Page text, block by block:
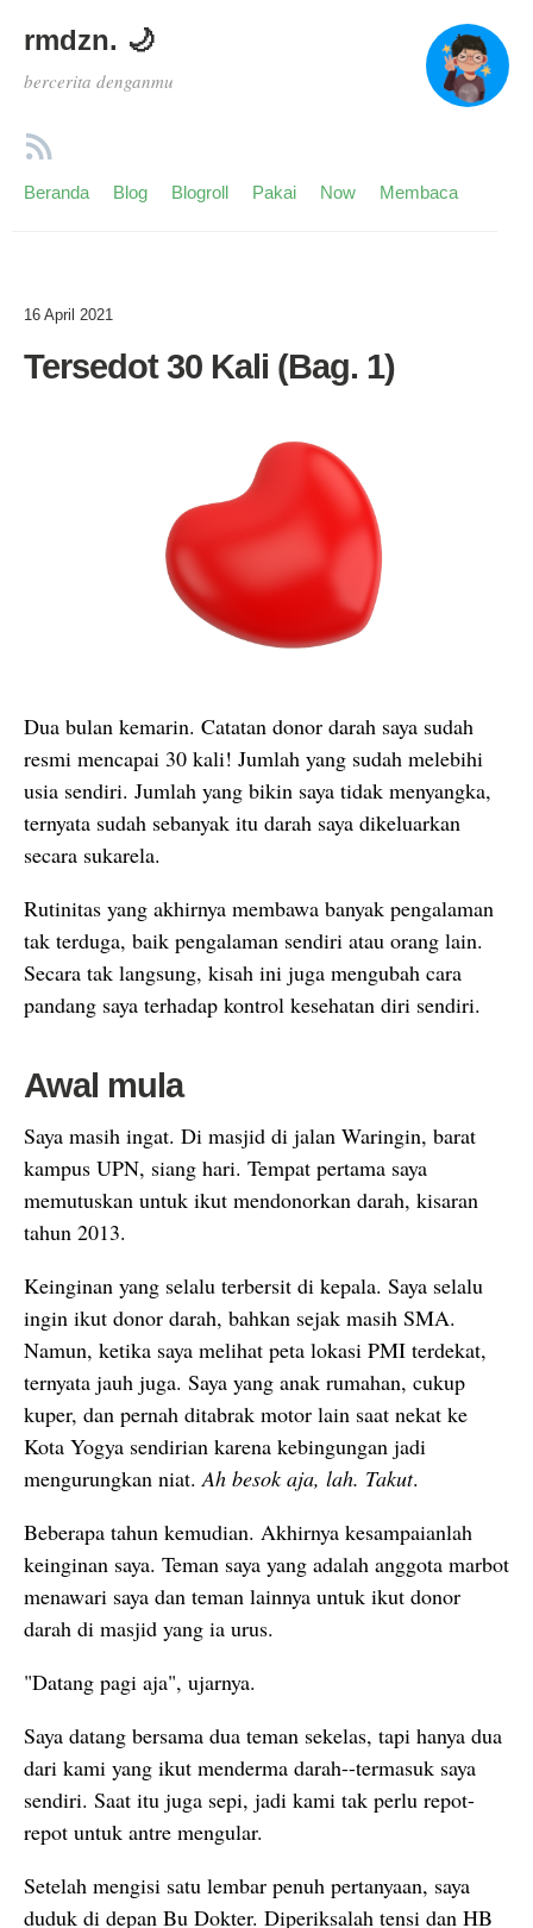
rmdzn. 🌙
bercerita denganmu
Beranda Blog Blogroll Pakai Now Membaca
16 April 2021
Tersedot 30 Kali (Bag. 1)
Dua bulan kemarin. Catatan donor darah saya sudah
resmi mencapai 30 kali! Jumlah yang sudah melebihi
usia sendiri. Jumlah yang bikin saya tidak menyangka,
ternyata sudah sebanyak itu darah saya dikeluarkan
secara sukarela.
Rutinitas yang akhirnya membawa banyak pengalaman
tak terduga, baik pengalaman sendiri atau orang lain.
Secara tak langsung, kisah ini juga mengubah cara
pandang saya terhadap kontrol kesehatan diri sendiri.
Awal mula
Saya masih ingat. Di masjid di jalan Waringin, barat
kampus UPN, siang hari. Tempat pertama saya
memutuskan untuk ikut mendonorkan darah, kisaran
tahun 2013.
Keinginan yang selalu terbersit di kepala. Saya selalu
ingin ikut donor darah, bahkan sejak masih SMA.
Namun, ketika saya melihat peta lokasi PMI terdekat,
ternyata jauh juga. Saya yang anak rumahan, cukup
kuper, dan pernah ditabrak motor lain saat nekat ke
Kota Yogya sendirian karena kebingungan jadi
mengurungkan niat. Ah besok aja, lah. Takut.
Beberapa tahun kemudian. Akhirnya kesampaianlah
keinginan saya. Teman saya yang adalah anggota marbot
menawari saya dan teman lainnya untuk ikut donor
darah di masjid yang ia urus.
"Datang pagi aja", ujarnya.
Saya datang bersama dua teman sekelas, tapi hanya dua
dari kami yang ikut menderma darah--termasuk saya
sendiri. Saat itu juga sepi, jadi kami tak perlu repot-
repot untuk antre mengular.
Setelah mengisi satu lembar penuh pertanyaan, saya
duduk di depan Bu Dokter. Diperiksalah tensi dan HB